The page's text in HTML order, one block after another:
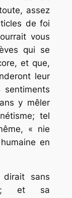
assez
de foi
vous
qui se
et que,
leur
sentiments
y mêler
tel
« nie
en
sans
et sa